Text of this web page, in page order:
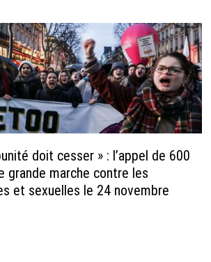
doit cesser » : l’appel de 600
grande marche contre les
et sexuelles le 24 novembre